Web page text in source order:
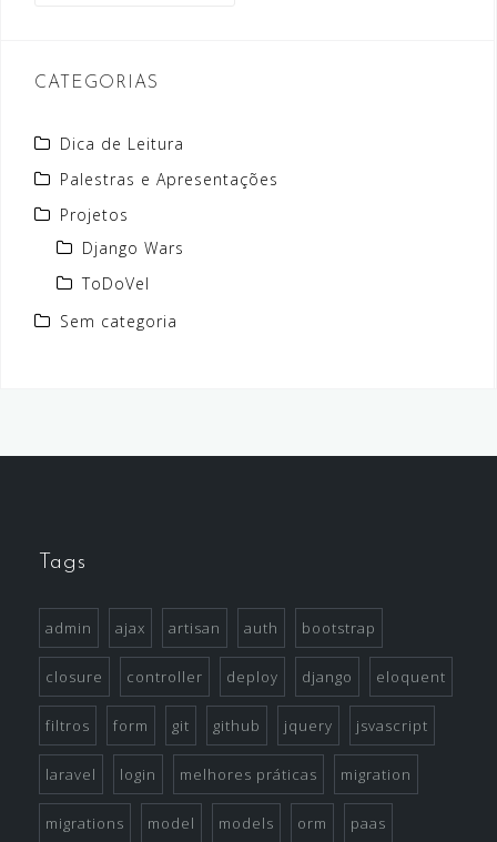
CATEGORIAS
Dica de Leitura
Palestras e Apresentações
Projetos
Django Wars
ToDoVel
Sem categoria
Tags
admin ajax artisan auth bootstrap
closure controller deploy django eloquent
filtros form git github jquery jsvascript
laravel login melhores práticas migration
migrations model models orm paas